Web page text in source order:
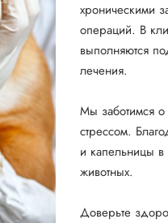
хроническими
операций. В
выполняются
лечения.
Мы заботимся
стрессом.
и капельницы
животных.
Доверьте